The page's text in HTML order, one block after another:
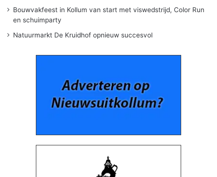
Bouwvakfeest in Kollum van start met viswedstrijd, Color Run
en schuimparty
Natuurmarkt De Kruidhof opnieuw succesvol